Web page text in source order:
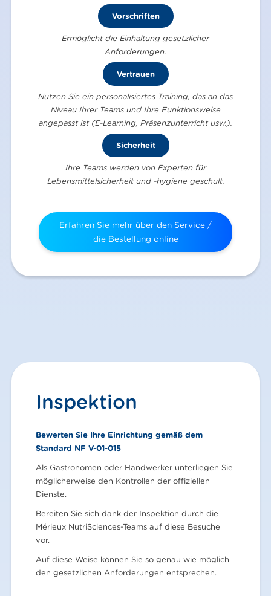
Vorschriften
Ermöglicht die Einhaltung gesetzlicher
Anforderungen.
Vertrauen
Nutzen Sie ein personalisiertes Training, das an das
Niveau Ihrer Teams und Ihre Funktionsweise
angepasst ist (E-Learning, Präsenzunterricht usw.).
Sicherheit
Ihre Teams werden von Experten für
Lebensmittelsicherheit und -hygiene geschult.
Erfahren Sie mehr über den Service /
die Bestellung online
Inspektion
Bewerten Sie Ihre Einrichtung gemäß dem
Standard NF V-01-015
Als Gastronomen oder Handwerker unterliegen Sie
möglicherweise den Kontrollen der offiziellen
Dienste.
Bereiten Sie sich dank der Inspektion durch die
Mérieux NutriSciences-Teams auf diese Besuche
vor.
Auf diese Weise können Sie so genau wie möglich
den gesetzlichen Anforderungen entsprechen.